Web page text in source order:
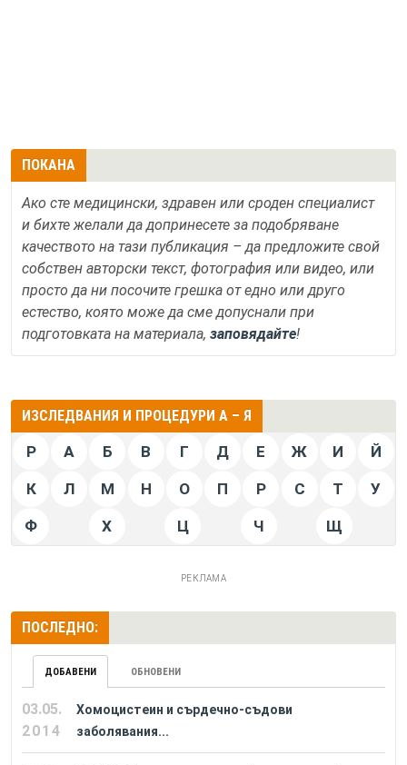
ПОКАНА
Ако сте медицински, здравен или сроден специалист
и бихте желали да допринесете за подобряване
качеството на тази публикация – да предложите свой
собствен авторски текст, фотография или видео, или
просто да ни посочите грешка от едно или друго
естество, която може да сме допуснали при
подготовката на материала, заповядайте!
ИЗСЛЕДВАНИЯ И ПРОЦЕДУРИ А – Я
P А Б В Г Д Е Ж И Й
К Л М Н О П Р С Т У
Ф Х Ц Ч Щ
РЕКЛАМА
ПОСЛЕДНО:
ДОБАВЕНИ ОБНОВЕНИ
03.05.
2014
Хомоцистеин и сърдечно-съдови
заболявания...